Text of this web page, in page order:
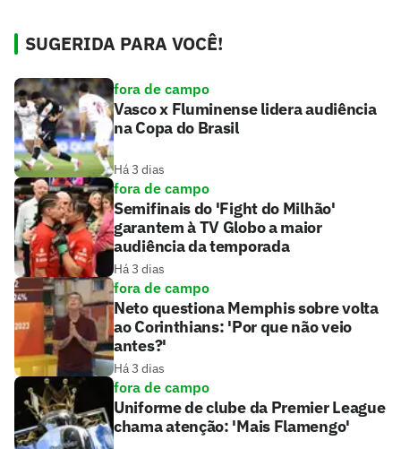
SUGERIDA PARA VOCÊ!
fora de campo
Vasco x Fluminense lidera audiência
na Copa do Brasil
Há 3 dias
fora de campo
Semifinais do 'Fight do Milhão'
garantem à TV Globo a maior
audiência da temporada
Há 3 dias
fora de campo
Neto questiona Memphis sobre volta
ao Corinthians: 'Por que não veio
antes?'
Há 3 dias
fora de campo
Uniforme de clube da Premier League
chama atenção: 'Mais Flamengo'